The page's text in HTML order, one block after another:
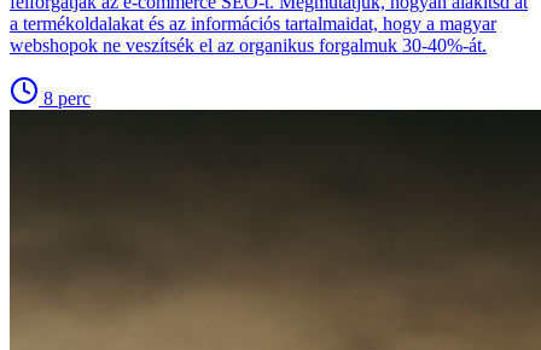
a termékoldalakat és az információs tartalmaidat, hogy a magyar
webshopok ne veszítsék el az organikus forgalmuk 30-40%-át.
8 perc